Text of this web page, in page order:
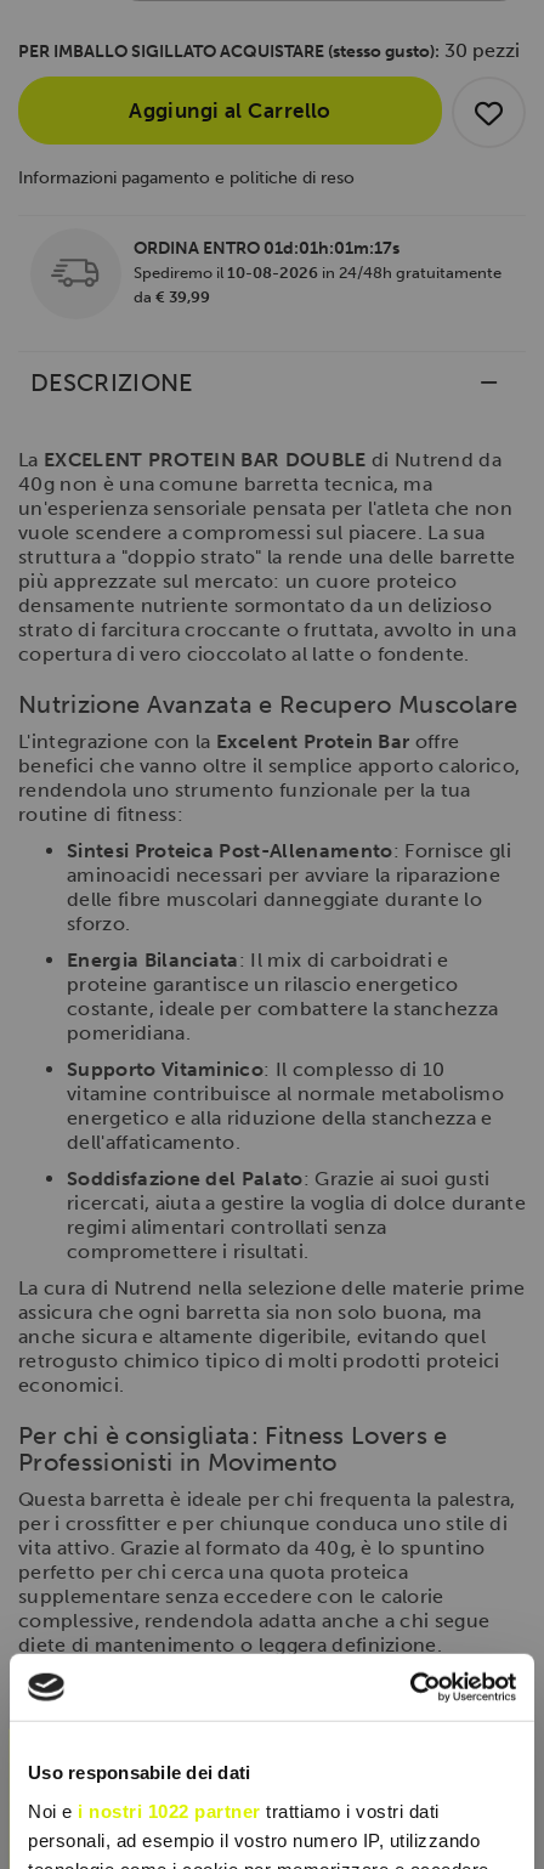
×
Uso responsabile dei dati
Noi e i nostri 1022 partner trattiamo i vostri dati
personali, ad esempio il vostro numero IP, utilizzando
PER IMBALLO SIGILLATO ACQUISTARE (stesso gusto): 30 pezzi
Aggiungi al Carrello
Informazioni pagamento e politiche di reso
ORDINA ENTRO 01d:01h:01m:17s
Spediremo il 10-08-2026 in 24/48h gratuitamente
da € 39,99
DESCRIZIONE
La EXCELENT PROTEIN BAR DOUBLE di Nutrend da
40g non è una comune barretta tecnica, ma
un'esperienza sensoriale pensata per l'atleta che non
vuole scendere a compromessi sul piacere. La sua
struttura a "doppio strato" la rende una delle barrette
più apprezzate sul mercato: un cuore proteico
densamente nutriente sormontato da un delizioso
strato di farcitura croccante o fruttata, avvolto in una
copertura di vero cioccolato al latte o fondente.
Nutrizione Avanzata e Recupero Muscolare
L'integrazione con la Excelent Protein Bar offre
benefici che vanno oltre il semplice apporto calorico,
rendendola uno strumento funzionale per la tua
routine di fitness:
Sintesi Proteica Post-Allenamento: Fornisce gli
aminoacidi necessari per avviare la riparazione
delle fibre muscolari danneggiate durante lo
sforzo.
Energia Bilanciata: Il mix di carboidrati e
proteine garantisce un rilascio energetico
costante, ideale per combattere la stanchezza
pomeridiana.
Supporto Vitaminico: Il complesso di 10
vitamine contribuisce al normale metabolismo
energetico e alla riduzione della stanchezza e
dell'affaticamento.
Soddisfazione del Palato: Grazie ai suoi gusti
ricercati, aiuta a gestire la voglia di dolce durante
regimi alimentari controllati senza
compromettere i risultati.
La cura di Nutrend nella selezione delle materie prime
assicura che ogni barretta sia non solo buona, ma
anche sicura e altamente digeribile, evitando quel
retrogusto chimico tipico di molti prodotti proteici
economici.
Per chi è consigliata: Fitness Lovers e
Professionisti in Movimento
Questa barretta è ideale per chi frequenta la palestra,
per i crossfitter e per chiunque conduca uno stile di
vita attivo. Grazie al formato da 40g, è lo spuntino
perfetto per chi cerca una quota proteica
supplementare senza eccedere con le calorie
complessive, rendendola adatta anche a chi segue
diete di mantenimento o leggera definizione.
Modalità d'uso e consigli per l'assunzione
nutrienti.
Spuntino: A metà mattina o metà pomeriggio